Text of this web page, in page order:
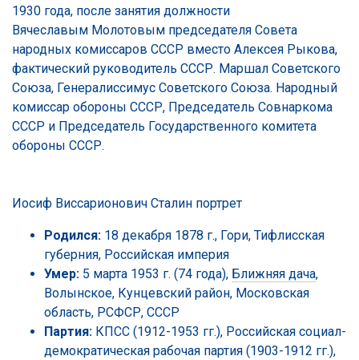
1930 года, после занятия должности
Вячеславым Молотовым председателя Совета
народных комиссаров СССР вместо Алексея Рыкова,
фактический руководитель СССР. Маршал Советского
Союза, Генералиссимус Советского Союза. Народный
комиссар обороны СССР, Председатель Совнаркома
СССР и Председатель Государственного комитета
обороны СССР.
Иосиф Виссарионович Сталин портрет
Родился: 18 декабря 1878 г., Гори, Тифлисская
губерния, Российская империя
Умер: 5 марта 1953 г. (74 года), Ближняя дача,
Волынское, Кунцевский район, Московская
область, РСФСР, СССР
Партия: КПСС (1912-1953 гг.), Российская социал-
демократическая рабочая партия (1903-1912 гг.),